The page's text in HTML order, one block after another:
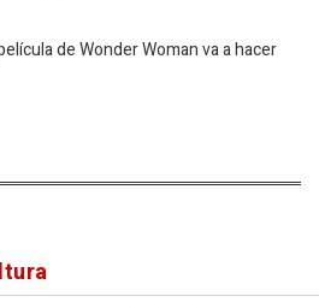
de Wonder Woman va a hacer